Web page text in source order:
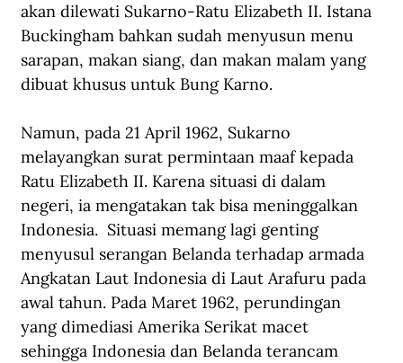
akan dilewati Sukarno-Ratu Elizabeth II. Istana
Buckingham bahkan sudah menyusun menu
sarapan, makan siang, dan makan malam yang
dibuat khusus untuk Bung Karno.
Namun, pada 21 April 1962, Sukarno
melayangkan surat permintaan maaf kepada
Ratu Elizabeth II. Karena situasi di dalam
negeri, ia mengatakan tak bisa meninggalkan
Indonesia.  Situasi memang lagi genting
menyusul serangan Belanda terhadap armada
Angkatan Laut Indonesia di Laut Arafuru pada
awal tahun. Pada Maret 1962, perundingan
yang dimediasi Amerika Serikat macet
sehingga Indonesia dan Belanda terancam